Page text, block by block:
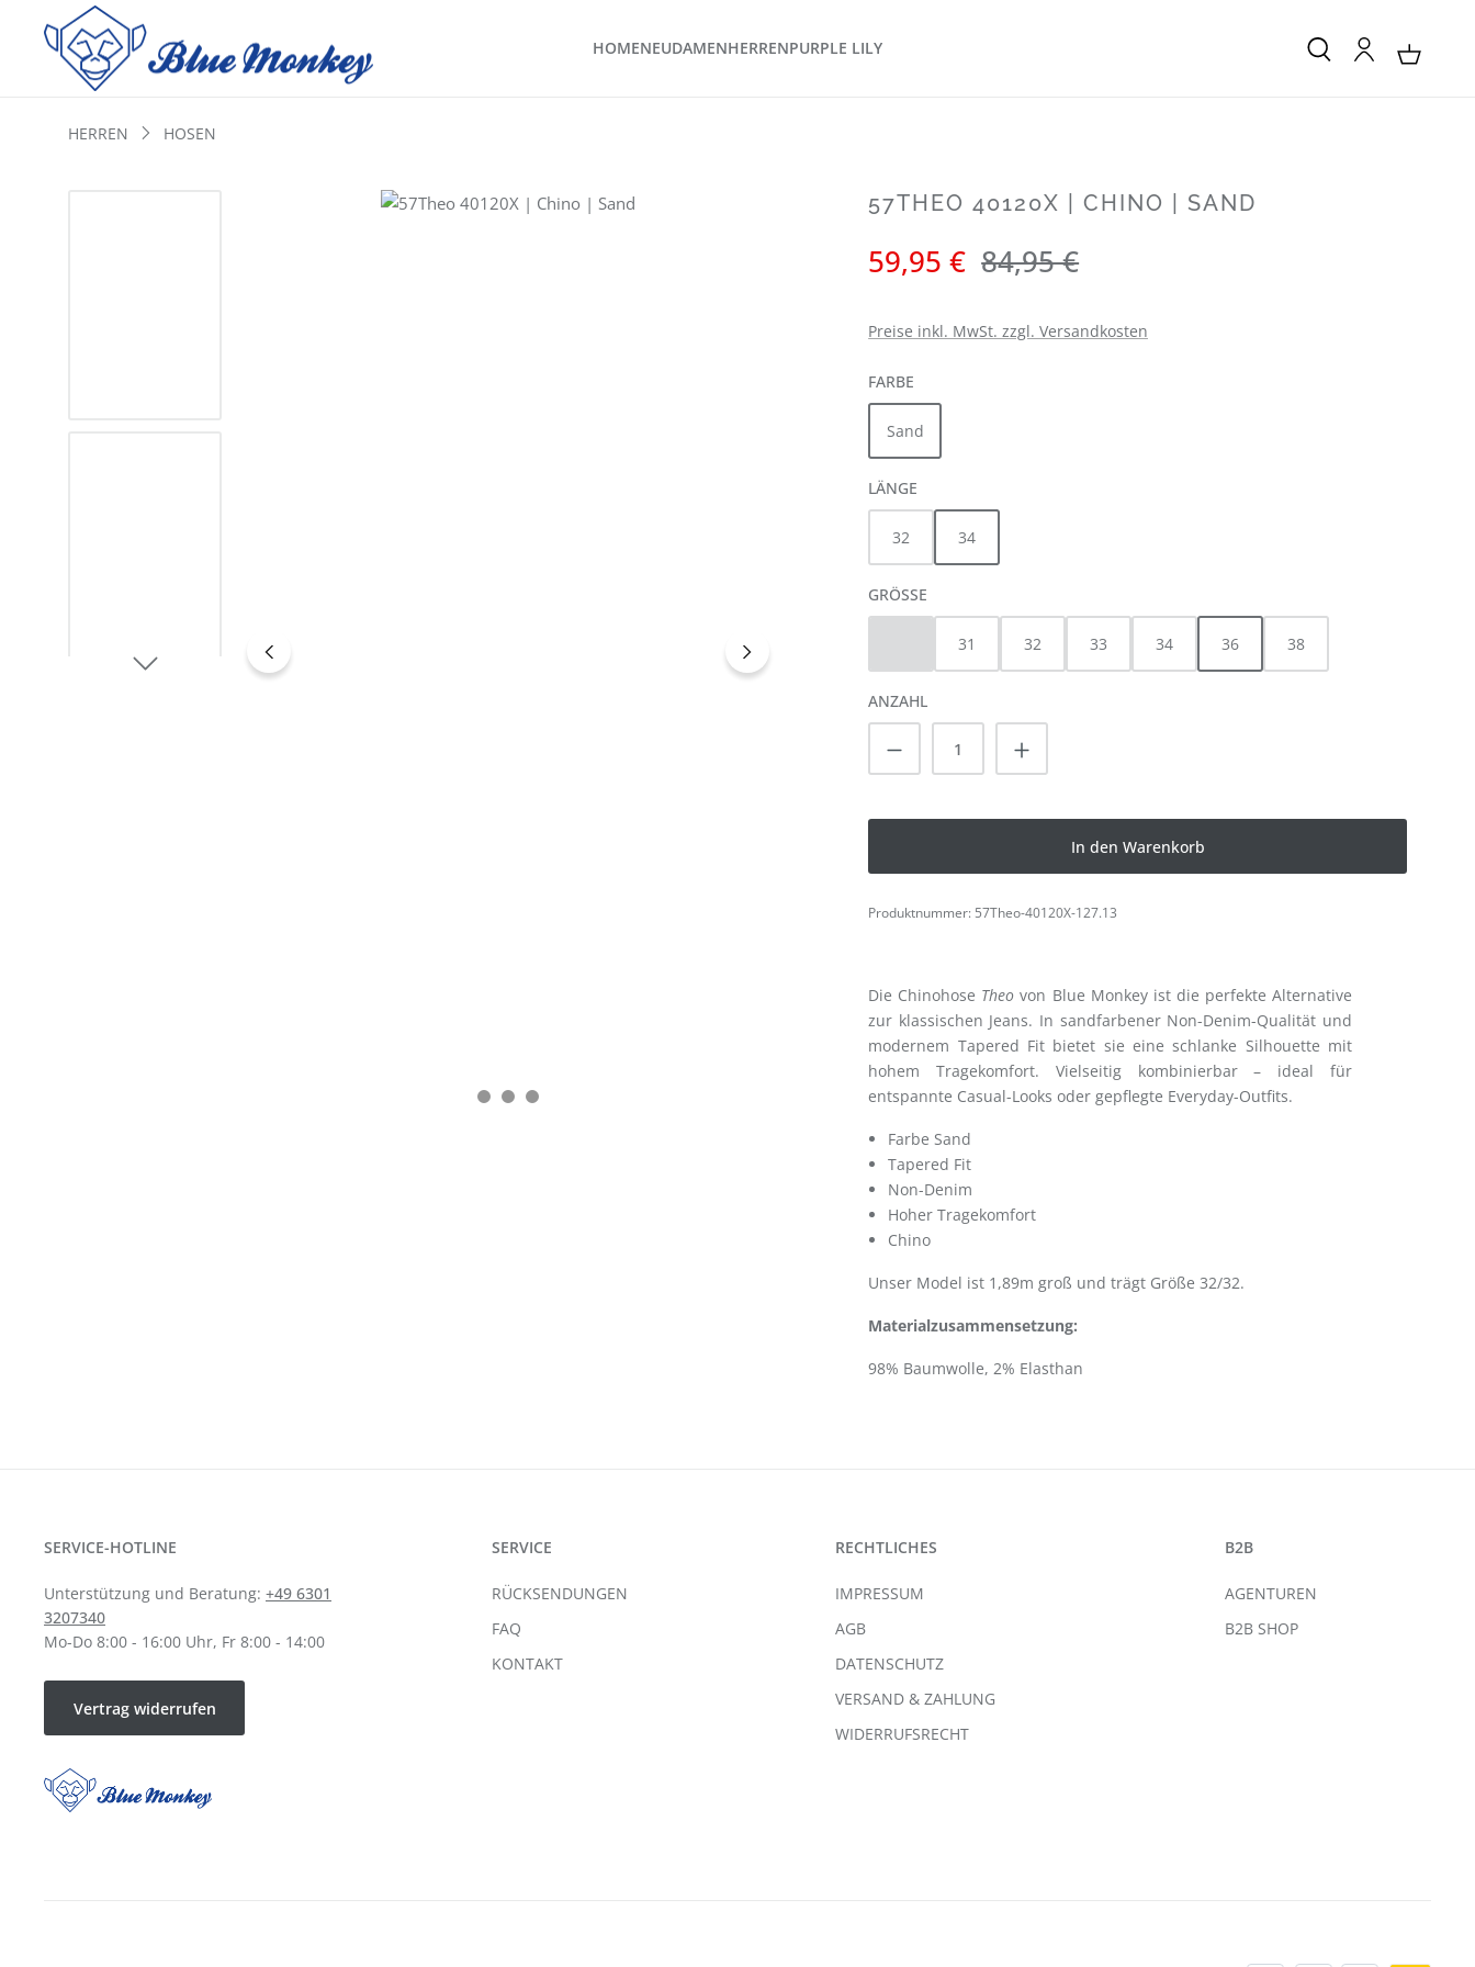
HOMENEUDAMENHERRENPURPLE LILY
HERREN HOSEN
57THEO 40120X | CHINO | SAND
Verkaufspreis:
59,95 € Regulärer Preis:
84,95 €
Preise inkl. MwSt. zzgl. Versandkosten
FARBE
Sand
LÄNGE
32 34
GRÖSSE
(Diese Option ist zurzeit nicht verfügbar.)
31 32 33 34 36 38
ANZAHL
Produkt Anzahl: Gib den gewünschten Wert
In den Warenkorb
Produktnummer: 57Theo-40120X-127.13
Die Chinohose Theo von Blue Monkey ist die perfekte Alternative
zur klassischen Jeans. In sandfarbener Non-Denim-Qualität und
modernem Tapered Fit bietet sie eine schlanke Silhouette mit
hohem Tragekomfort. Vielseitig kombinierbar – ideal für
entspannte Casual-Looks oder gepflegte Everyday-Outfits.
Farbe Sand
Tapered Fit
Non-Denim
Hoher Tragekomfort
Chino
Unser Model ist 1,89m groß und trägt Größe 32/32.
Materialzusammensetzung:
98% Baumwolle, 2% Elasthan
SERVICE-HOTLINE
Unterstützung und Beratung: +49 6301
3207340
Mo-Do 8:00 - 16:00 Uhr, Fr 8:00 - 14:00
Vertrag widerrufen
SERVICE
RÜCKSENDUNGEN
FAQ
KONTAKT
RECHTLICHES
IMPRESSUM
AGB
DATENSCHUTZ
VERSAND & ZAHLUNG
WIDERRUFSRECHT
B2B
AGENTUREN
B2B SHOP